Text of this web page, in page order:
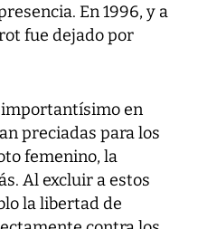
En 1996, y a
fue dejado por
en
preciadas para los
femenino, la
Al excluir a estos
la libertad de